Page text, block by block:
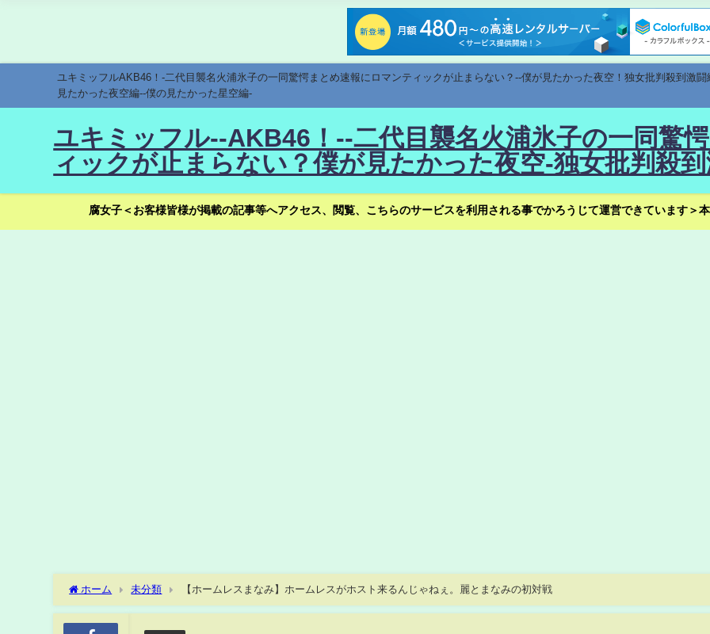
ユキミッフルAKB46！-二代目襲名火浦氷子の一同驚愕まとめ速報にロマンティックが止まらない？--僕が見たかった夜空！独女批判殺到激
見たかった夜空編--僕の見たかった星空編-
ユキミッフル--AKB46！--二代目襲名火浦氷子の一同驚
ィックが止まらない？僕が見たかった夜空-独女批判殺
腐女子＜お客様皆様が掲載の記事等へアクセス、閲覧、こちらのサービスを利用される事でかろうじて運営できています＞
ホーム 未分類 【ホームレスまなみ】ホームレスがホスト来るんじゃねぇ。麗とまなみの初対戦